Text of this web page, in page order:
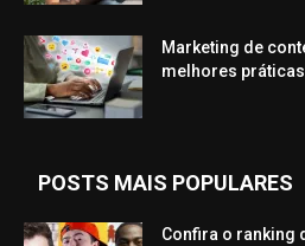
Marketing de
melhores práticas
POSTS MAIS POPULARES
Confira o ranking